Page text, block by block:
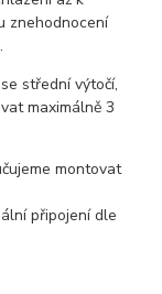
znehodnocení
střední výtočí,
maximálně 3
montovat
připojení dle